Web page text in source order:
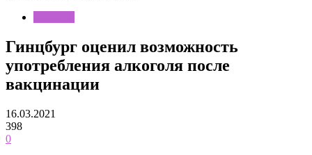
Гинцбург оценил возможность
употребления алкоголя после
вакцинации
16.03.2021
398
0